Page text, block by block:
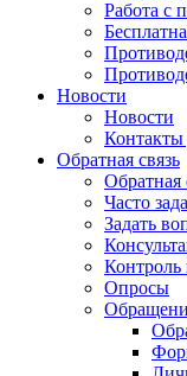
Работа с
Новости
Новости
Обратная связь
Обратная
Часто
Задать
Контроль
Опросы